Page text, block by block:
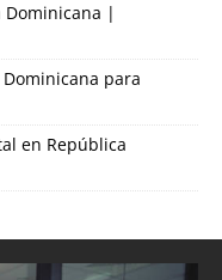
Dominicana |
Dominicana para
en República